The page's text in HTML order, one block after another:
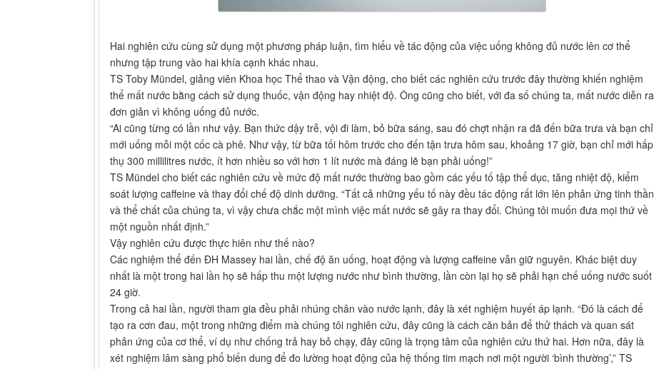
Hai nghiên cứu cùng sử dụng một phương pháp luận, tìm hiểu về tác động của việc uống không đủ nước lên cơ thể
nhưng tập trung vào hai khía cạnh khác nhau.
TS Toby Mündel, giảng viên Khoa học Thể thao và Vận động, cho biết các nghiên cứu trước đây thường khiến nghiệm
thể mất nước bằng cách sử dụng thuốc, vận động hay nhiệt độ. Ông cũng cho biết, với đa số chúng ta, mất nước diễn ra
đơn giản vì không uống đủ nước.
“Ai cũng từng có lần như vậy. Bạn thức dậy trễ, vội đi làm, bỏ bữa sáng, sau đó chợt nhận ra đã đến bữa trưa và bạn chỉ
mới uống mỗi một cốc cà phê. Như vậy, từ bữa tối hôm trước cho đến tận trưa hôm sau, khoảng 17 giờ, bạn chỉ mới hấp
thụ 300 millilitres nước, ít hơn nhiều so với hơn 1 lít nước mà đáng lẽ bạn phải uống!”
TS Mündel cho biết các nghiên cứu về mức độ mất nước thường bao gồm các yếu tố tập thể dục, tăng nhiệt độ, kiểm
soát lượng caffeine và thay đổi chế độ dinh dưỡng. “Tất cả những yếu tố này đều tác động rất lớn lên phản ứng tinh thần
và thể chất của chúng ta, vì vậy chưa chắc một mình việc mất nước sẽ gây ra thay đổi. Chúng tôi muốn đưa mọi thứ về
một nguồn nhất định.”
Vậy nghiên cứu được thực hiên như thế nào?
Các nghiệm thể đến ĐH Massey hai lần, chế độ ăn uống, hoạt động và lượng caffeine vẫn giữ nguyên. Khác biệt duy
nhất là một trong hai lần họ sẽ hấp thu một lượng nước như bình thường, lần còn lại họ sẽ phải hạn chế uống nước suốt
24 giờ.
Trong cả hai lần, người tham gia đều phải nhúng chân vào nước lạnh, đây là xét nghiệm huyết áp lạnh. “Đó là cách để
tạo ra cơn đau, một trong những điểm mà chúng tôi nghiên cứu, đây cũng là cách căn bản để thử thách và quan sát
phản ứng của cơ thể, ví dụ như chống trả hay bỏ chạy, đây cũng là trọng tâm của nghiên cứu thứ hai. Hơn nữa, đây là
xét nghiệm lâm sàng phổ biến dung để đo lường hoạt động của hệ thống tim mạch nơi một người ‘bình thường’,” TS